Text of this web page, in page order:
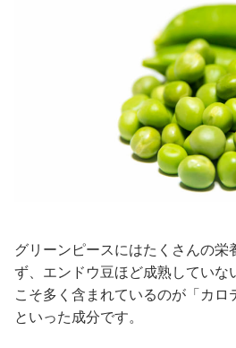
グリーンピースにはたくさんの栄
ず、エンドウ豆ほど成熟していな
こそ多く含まれているのが「カロ
といった成分です。